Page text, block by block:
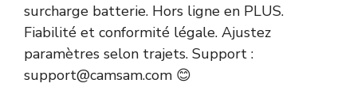
surcharge batterie. Hors ligne en PLUS.
Fiabilité et conformité légale. Ajustez
paramètres selon trajets. Support :
support@camsam.com 😊